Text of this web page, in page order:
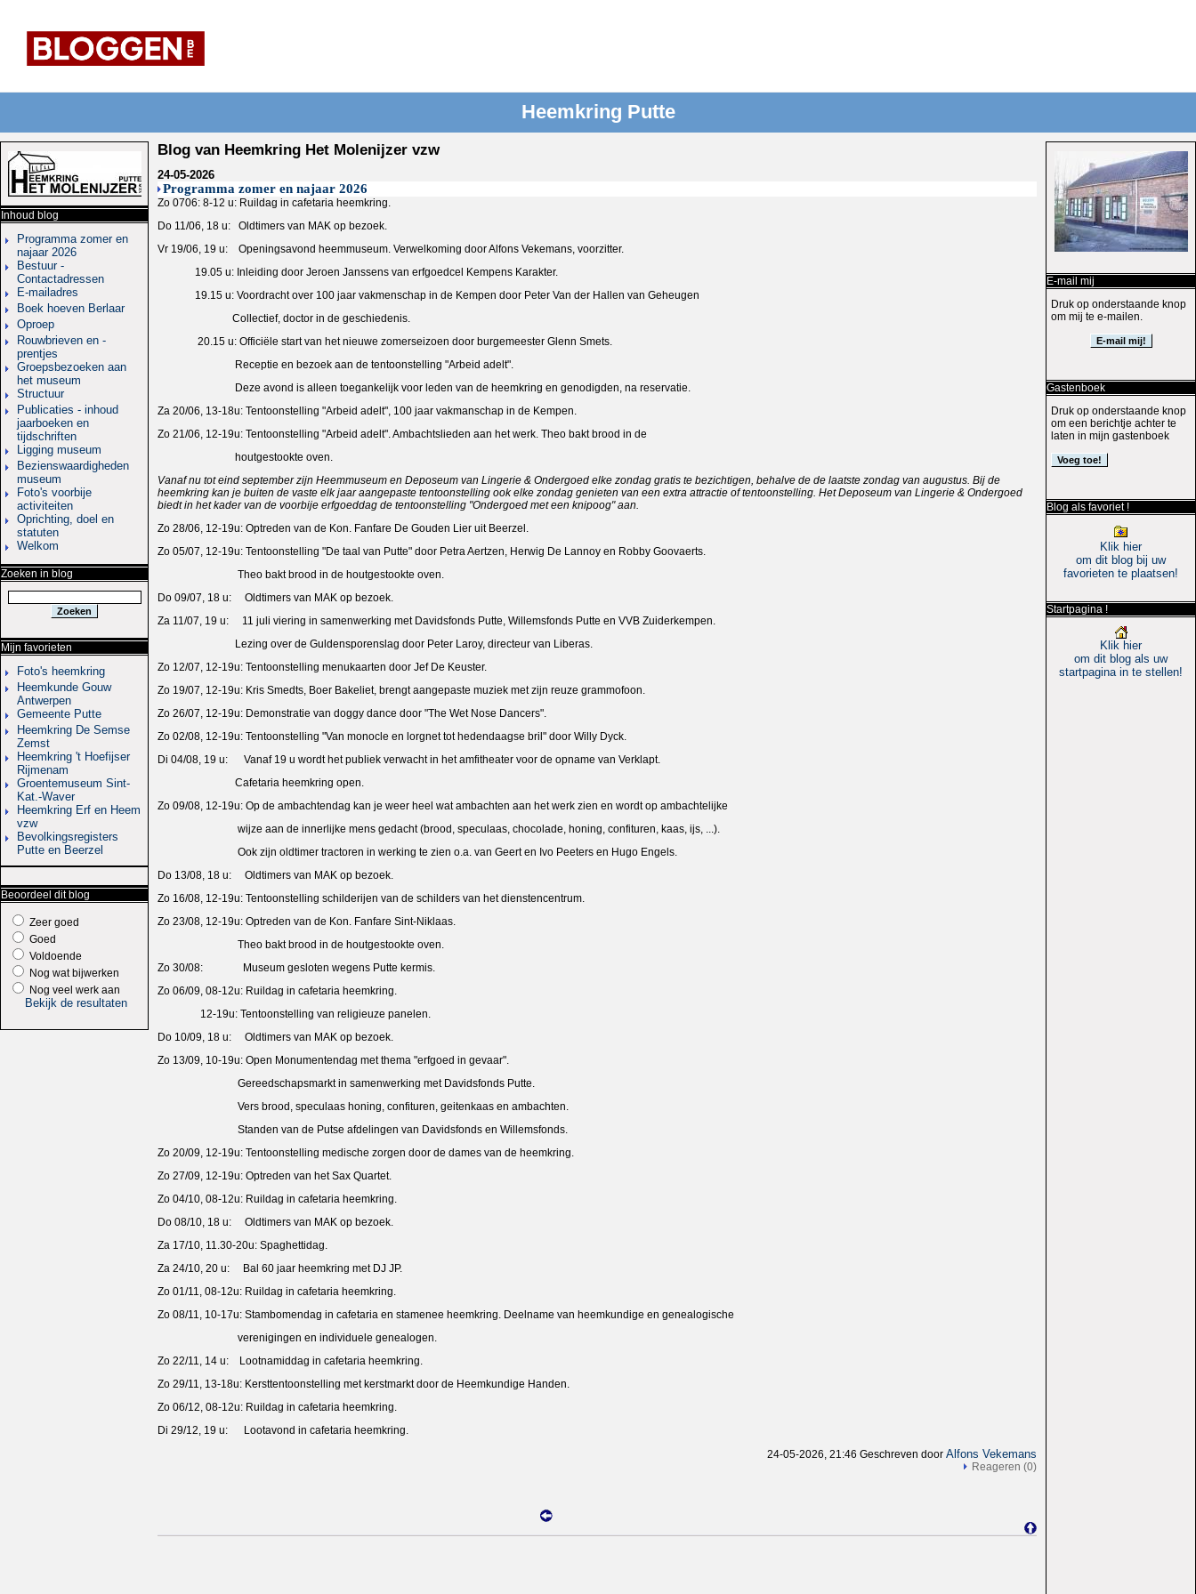
Heemkring Putte
Inhoud blog
Programma zomer en
najaar 2026
Bestuur -
Contactadressen
E-mailadres
Boek hoeven Berlaar
Oproep
Rouwbrieven en -
prentjes
Groepsbezoeken aan
het museum
Structuur
Publicaties - inhoud
jaarboeken en
tijdschriften
Ligging museum
Bezienswaardigheden
museum
Foto's voorbije
activiteiten
Oprichting, doel en
statuten
Welkom
Zoeken in blog
Mijn favorieten
Foto's heemkring
Heemkunde Gouw
Antwerpen
Gemeente Putte
Heemkring De Semse
Zemst
Heemkring 't Hoefijser
Rijmenam
Groentemuseum Sint-
Kat.-Waver
Heemkring Erf en Heem
vzw
Bevolkingsregisters
Putte en Beerzel
Beoordeel dit blog
Zeer goed
Goed
Voldoende
Nog wat bijwerken
Nog veel werk aan
Bekijk de resultaten
Blog van Heemkring Het Molenijzer vzw
24-05-2026
Programma zomer en najaar 2026
Zo 0706: 8-12 u: Ruildag in cafetaria heemkring.
Do 11/06, 18 u: Oldtimers van MAK op bezoek.
Vr 19/06, 19 u: Openingsavond heemmuseum. Verwelkoming door Alfons Vekemans, voorzitter.
19.05 u: Inleiding door Jeroen Janssens van erfgoedcel Kempens Karakter.
19.15 u: Voordracht over 100 jaar vakmenschap in de Kempen door Peter Van der Hallen van Geheugen
Collectief, doctor in de geschiedenis.
20.15 u: Officiële start van het nieuwe zomerseizoen door burgemeester Glenn Smets.
Receptie en bezoek aan de tentoonstelling "Arbeid adelt".
Deze avond is alleen toegankelijk voor leden van de heemkring en genodigden, na reservatie.
Za 20/06, 13-18u: Tentoonstelling "Arbeid adelt", 100 jaar vakmanschap in de Kempen.
Zo 21/06, 12-19u: Tentoonstelling "Arbeid adelt". Ambachtslieden aan het werk. Theo bakt brood in de
houtgestookte oven.
Vanaf nu tot eind september zijn Heemmuseum en Deposeum van Lingerie & Ondergoed elke zondag gratis te bezichtigen, behalve de de laatste zondag van augustus. Bij de
heemkring kan je buiten de vaste elk jaar aangepaste tentoonstelling ook elke zondag genieten van een extra attractie of tentoonstelling. Het Deposeum van Lingerie & Ondergoed
biedt in het kader van de voorbije erfgoeddag de tentoonstelling "Ondergoed met een knipoog" aan.
Zo 28/06, 12-19u: Optreden van de Kon. Fanfare De Gouden Lier uit Beerzel.
Zo 05/07, 12-19u: Tentoonstelling "De taal van Putte" door Petra Aertzen, Herwig De Lannoy en Robby Goovaerts.
Theo bakt brood in de houtgestookte oven.
Do 09/07, 18 u: Oldtimers van MAK op bezoek.
Za 11/07, 19 u: 11 juli viering in samenwerking met Davidsfonds Putte, Willemsfonds Putte en VVB Zuiderkempen.
Lezing over de Guldensporenslag door Peter Laroy, directeur van Liberas.
Zo 12/07, 12-19u: Tentoonstelling menukaarten door Jef De Keuster.
Zo 19/07, 12-19u: Kris Smedts, Boer Bakeliet, brengt aangepaste muziek met zijn reuze grammofoon.
Zo 26/07, 12-19u: Demonstratie van doggy dance door "The Wet Nose Dancers".
Zo 02/08, 12-19u: Tentoonstelling "Van monocle en lorgnet tot hedendaagse bril" door Willy Dyck.
Di 04/08, 19 u: Vanaf 19 u wordt het publiek verwacht in het amfitheater voor de opname van Verklapt.
Cafetaria heemkring open.
Zo 09/08, 12-19u: Op de ambachtendag kan je weer heel wat ambachten aan het werk zien en wordt op ambachtelijke
wijze aan de innerlijke mens gedacht (brood, speculaas, chocolade, honing, confituren, kaas, ijs, ...).
Ook zijn oldtimer tractoren in werking te zien o.a. van Geert en Ivo Peeters en Hugo Engels.
Do 13/08, 18 u: Oldtimers van MAK op bezoek.
Zo 16/08, 12-19u: Tentoonstelling schilderijen van de schilders van het dienstencentrum.
Zo 23/08, 12-19u: Optreden van de Kon. Fanfare Sint-Niklaas.
Theo bakt brood in de houtgestookte oven.
Zo 30/08: Museum gesloten wegens Putte kermis.
Zo 06/09, 08-12u: Ruildag in cafetaria heemkring.
12-19u: Tentoonstelling van religieuze panelen.
Do 10/09, 18 u: Oldtimers van MAK op bezoek.
Zo 13/09, 10-19u: Open Monumentendag met thema "erfgoed in gevaar".
Gereedschapsmarkt in samenwerking met Davidsfonds Putte.
Vers brood, speculaas honing, confituren, geitenkaas en ambachten.
Standen van de Putse afdelingen van Davidsfonds en Willemsfonds.
Zo 20/09, 12-19u: Tentoonstelling medische zorgen door de dames van de heemkring.
Zo 27/09, 12-19u: Optreden van het Sax Quartet.
Zo 04/10, 08-12u: Ruildag in cafetaria heemkring.
Do 08/10, 18 u: Oldtimers van MAK op bezoek.
Za 17/10, 11.30-20u: Spaghettidag.
Za 24/10, 20 u: Bal 60 jaar heemkring met DJ JP.
Zo 01/11, 08-12u: Ruildag in cafetaria heemkring.
Zo 08/11, 10-17u: Stambomendag in cafetaria en stamenee heemkring. Deelname van heemkundige en genealogische
verenigingen en individuele genealogen.
Zo 22/11, 14 u: Lootnamiddag in cafetaria heemkring.
Zo 29/11, 13-18u: Kersttentoonstelling met kerstmarkt door de Heemkundige Handen.
Zo 06/12, 08-12u: Ruildag in cafetaria heemkring.
Di 29/12, 19 u: Lootavond in cafetaria heemkring.
24-05-2026, 21:46 Geschreven door Alfons Vekemans
Reageren (0)
E-mail mij
Druk op onderstaande knop
om mij te e-mailen.
Gastenboek
Druk op onderstaande knop
om een berichtje achter te
laten in mijn gastenboek
Blog als favoriet !
Klik hier
om dit blog bij uw
favorieten te plaatsen!
Startpagina !
Klik hier
om dit blog als uw
startpagina in te stellen!